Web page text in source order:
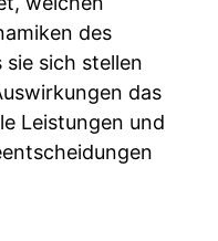
des
sich stellen
das
Leistungen und